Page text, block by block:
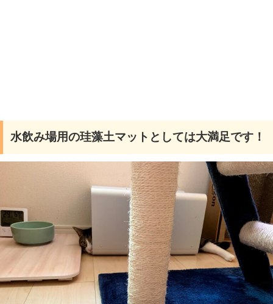
水飲み場用の珪藻土マットとしては大満足です！